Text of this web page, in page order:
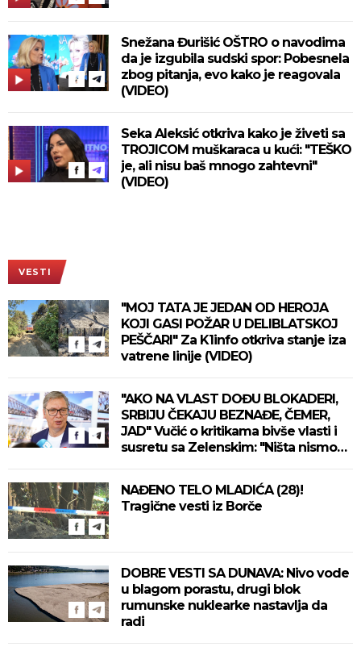
Snežana Đurišić OŠTRO o navodima
da je izgubila sudski spor: Pobesnela
zbog pitanja, evo kako je reagovala
(VIDEO)
Seka Aleksić otkriva kako je živeti sa
TROJICOM muškaraca u kući: "TEŠKO
je, ali nisu baš mnogo zahtevni"
(VIDEO)
VESTI
"MOJ TATA JE JEDAN OD HEROJA
KOJI GASI POŽAR U DELIBLATSKOJ
PEŠČARI" Za K1info otkriva stanje iza
vatrene linije (VIDEO)
"AKO NA VLAST DOĐU BLOKADERI,
SRBIJU ČEKAJU BEZNAĐE, ČEMER,
JAD" Vučić o kritikama bivše vlasti i
susretu sa Zelenskim: "Ništa nismo
NAĐENO TELO MLADIĆA (28)!
Tragične vesti iz Borče
DOBRE VESTI SA DUNAVA: Nivo vode
u blagom porastu, drugi blok
rumunske nuklearke nastavlja da
radi